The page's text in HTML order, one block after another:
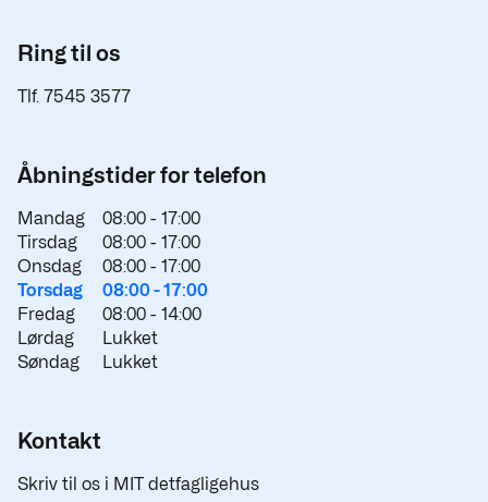
Ring til os
Tlf. 7545 3577
Åbningstider for telefon
Mandag 08:00 - 17:00
Tirsdag
08:00 - 17:00
Onsdag
08:00 - 17:00
Torsdag
08:00 -17:00
Fredag
08:00 - 14:00
Lørdag
Lukket
Søndag
Lukket
Kontakt
Skriv til os i MIT detfagligehus